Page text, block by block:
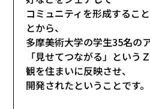
コミュニティを形成するこ
とから、
多摩美術大学の学生35名の
「見せてつながる」という
観を住まいに反映させ、
開発されたということです。